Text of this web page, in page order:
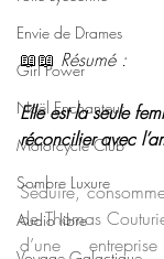
Envie de Drames
Girl Power
Noël Enchanteur
Motorcycle Club
Sombre Luxure
Audio libre
📖📖 Résumé :
Elle est la seule
réconcilier avec
Séduire,
de Thomas
d’une